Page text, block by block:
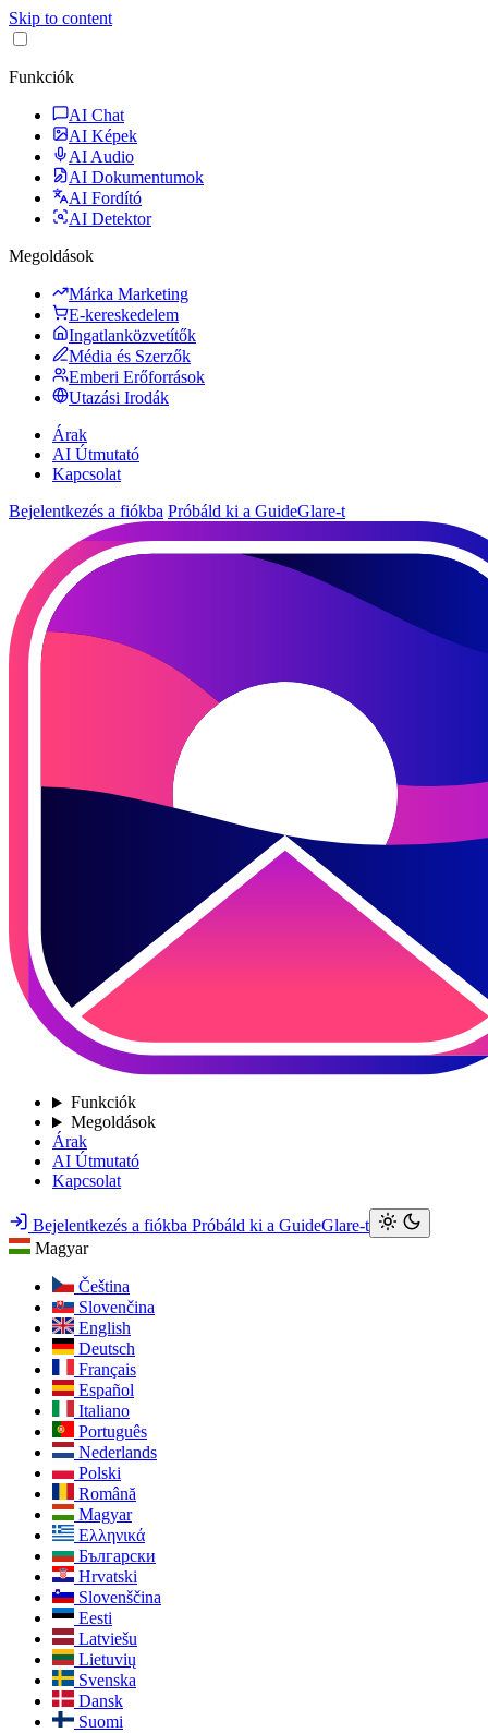
Skip to content
Funkciók
AI Chat
AI Képek
AI Audio
AI Dokumentumok
AI Fordító
AI Detektor
Megoldások
Márka Marketing
E-kereskedelem
Ingatlanközvetítők
Média és Szerzők
Emberi Erőforrások
Utazási Irodák
Árak
AI Útmutató
Kapcsolat
Bejelentkezés a fiókba Próbáld ki a GuideGlare-t
Funkciók
Megoldások
Árak
AI Útmutató
Kapcsolat
Bejelentkezés a fiókba Próbáld ki a GuideGlare-t
Magyar
Čeština
Slovenčina
English
Deutsch
Français
Español
Italiano
Português
Nederlands
Polski
Română
Magyar
Ελληνικά
Български
Hrvatski
Slovenščina
Eesti
Latviešu
Lietuvių
Svenska
Dansk
Suomi